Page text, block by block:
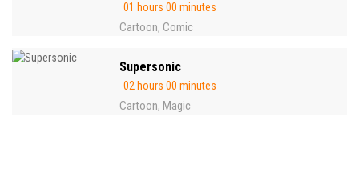
01 hours 00 minutes
Cartoon, Comic
Supersonic
02 hours 00 minutes
Cartoon, Magic